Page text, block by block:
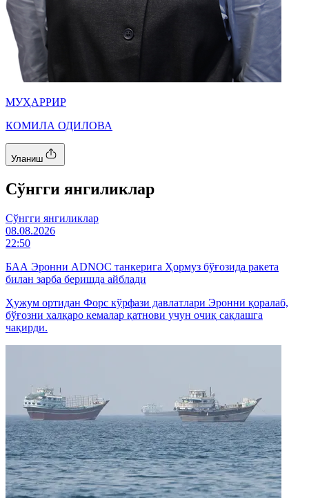
МУҲАРРИР
КОМИЛА ОДИЛОВА
Уланиш
Cўнгги янгиликлар
Cўнгги янгиликлар
08.08.2026
22:50
БАА Эронни ADNOC танкерига Ҳормуз бўғозида ракета
билан зарба беришда айблади
Ҳужум ортидан Форс кўрфази давлатлари Эронни қоралаб,
бўғозни халқаро кемалар қатнови учун очиқ сақлашга
чақирди.